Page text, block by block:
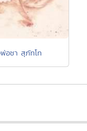
อชา สุภัทโท